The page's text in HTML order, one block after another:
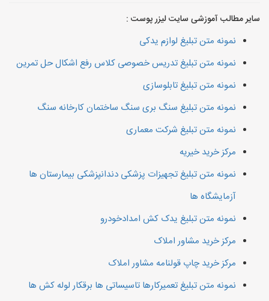
سایر مطالب آموزشی سایت لیزر پوست :
نمونه متن تبلیغ لوازم یدکی
نمونه متن تبلیغ تدریس خصوصی کلاس رفع اشکال حل تمرین
نمونه متن تبلیغ تابلوسازی
نمونه متن تبلیغ سنگ بری سنگ ساختمان کارخانه سنگ
نمونه متن تبلیغ شرکت معماری
مرکز خرید خیریه
نمونه متن تبلیغ تجهیزات پزشکی دندانپزشکی بیمارستان ها
آزمایشگاه ها
نمونه متن تبلیغ یدک کش امدادخودرو
مرکز خرید مشاور املاک
مرکز خرید چاپ قولنامه مشاور املاک
نمونه متن تبلیغ تعمیرکارها تاسیساتی ها برقکار لوله کش ها